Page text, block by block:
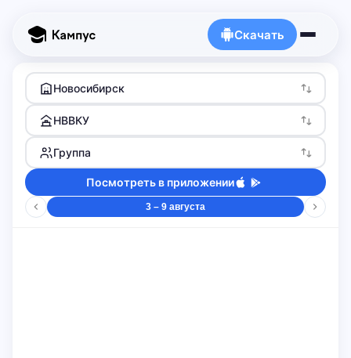
Скачать
Новосибирск
НВВКУ
Группа
Посмотреть в приложении
3 – 9 августа